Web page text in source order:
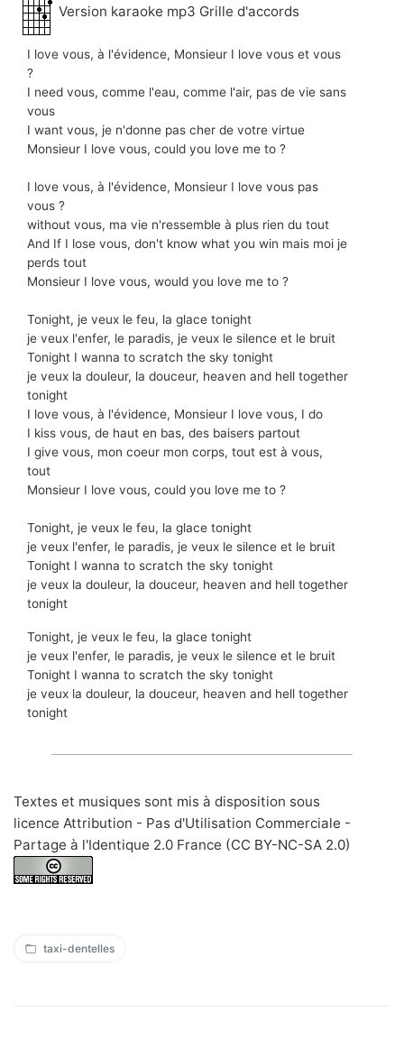
Version karaoke mp3 Grille d'accords
I love vous, à l'évidence, Monsieur I love vous et vous
?
I need vous, comme l'eau, comme l'air, pas de vie sans
vous
I want vous, je n'donne pas cher de votre virtue
Monsieur I love vous, could you love me to ?
I love vous, à l'évidence, Monsieur I love vous pas
vous ?
without vous, ma vie n'ressemble à plus rien du tout
And If I lose vous, don't know what you win mais moi je
perds tout
Monsieur I love vous, would you love me to ?
Tonight, je veux le feu, la glace tonight
je veux l'enfer, le paradis, je veux le silence et le bruit
Tonight I wanna to scratch the sky tonight
je veux la douleur, la douceur, heaven and hell together
tonight
I love vous, à l'évidence, Monsieur I love vous, I do
I kiss vous, de haut en bas, des baisers partout
I give vous, mon coeur mon corps, tout est à vous,
tout
Monsieur I love vous, could you love me to ?
Tonight, je veux le feu, la glace tonight
je veux l'enfer, le paradis, je veux le silence et le bruit
Tonight I wanna to scratch the sky tonight
je veux la douleur, la douceur, heaven and hell together
tonight
Tonight, je veux le feu, la glace tonight
je veux l'enfer, le paradis, je veux le silence et le bruit
Tonight I wanna to scratch the sky tonight
je veux la douleur, la douceur, heaven and hell together
tonight
Textes et musiques sont mis à disposition sous
licence Attribution - Pas d'Utilisation Commerciale -
Partage à l'Identique 2.0 France (CC BY-NC-SA 2.0)
taxi-dentelles